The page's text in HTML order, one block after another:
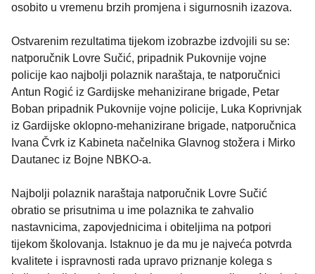
osobito u vremenu brzih promjena i sigurnosnih izazova.
Ostvarenim rezultatima tijekom izobrazbe izdvojili su se:
natporučnik Lovre Sučić, pripadnik Pukovnije vojne
policije kao najbolji polaznik naraštaja, te natporučnici
Antun Rogić iz Gardijske mehanizirane brigade, Petar
Boban pripadnik Pukovnije vojne policije, Luka Koprivnjak
iz Gardijske oklopno-mehanizirane brigade, natporučnica
Ivana Čvrk iz Kabineta načelnika Glavnog stožera i Mirko
Dautanec iz Bojne NBKO-a.
Najbolji polaznik naraštaja natporučnik Lovre Sučić
obratio se prisutnima u ime polaznika te zahvalio
nastavnicima, zapovjednicima i obiteljima na potpori
tijekom školovanja. Istaknuo je da mu je najveća potvrda
kvalitete i ispravnosti rada upravo priznanje kolega s